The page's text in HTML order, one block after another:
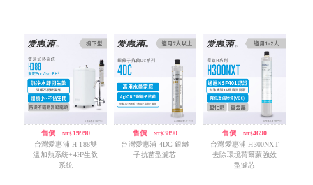
售價 /NT$ 19990
台灣愛惠浦 H-188雙
溫加熱系統+4H²生飲
系統
售價/ NT$3890
台灣愛惠浦 4DC 銀離
子抗菌型濾芯
售價/ NT$4690
台灣愛惠浦 H300NXT
去除環境荷爾蒙強效
型濾芯